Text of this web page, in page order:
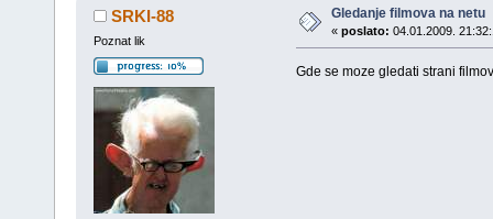
SRKI-88
Poznat lik
Gledanje filmova na netu
« poslato: 04.01.2009.
Gde se moze gledati strani